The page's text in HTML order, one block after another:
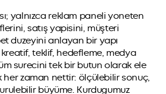
yalnızca reklam paneli yoneten
satış yapisini, müşteri
duzeyini anlayan bir yapı
teklif, hedefleme, medya
surecini tek bir butun olarak ele
her zaman nettir: ölçülebilir sonuç,
büyüme. Kurdugumuz